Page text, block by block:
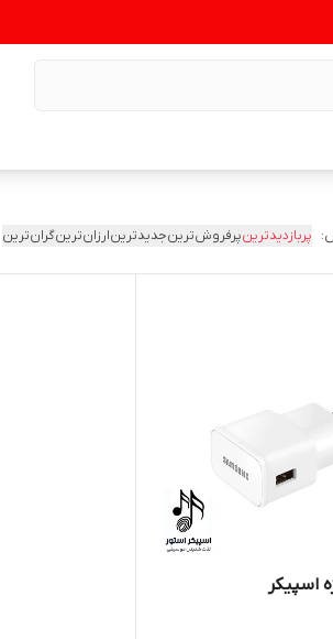
پربازدیدترینپرفروش‌ترینجدیدترینارزان‌ترینگران‌ترین
اسپیکر